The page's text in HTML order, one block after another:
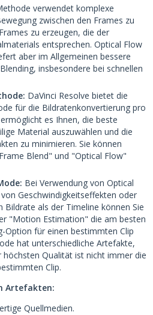
verwendet komplexe
zwischen den Frames zu
zu erzeugen, die der
entsprechen. Optical Flow
aber im Allgemeinen bessere
insbesondere bei schnellen
DaVinci Resolve bietet die
für die Bildratenkonvertierung pro
es Ihnen, die beste
Material auszuwählen und die
zu minimieren. Sie können
Blend" und "Optical Flow"
Bei Verwendung von Optical
Geschwindigkeitseffekten oder
Bildrate als der Timeline können Sie
"Motion Estimation" die am besten
Option für einen bestimmten Clip
hat unterschiedliche Artefakte,
Qualität ist nicht immer die
Clip.
Artefakten:
Quellmedien.